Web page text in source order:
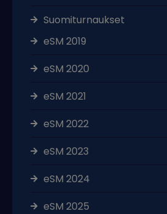
Suomiturnaukset
eSM 2019
eSM 2020
eSM 2021
eSM 2022
eSM 2023
eSM 2024
eSM 2025